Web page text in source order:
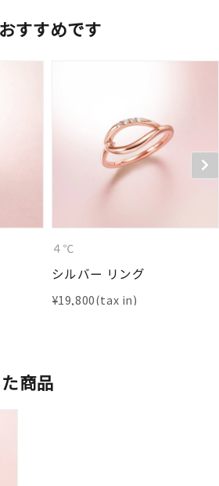
すすめです
４℃
シルバー リング
¥19,800
商品